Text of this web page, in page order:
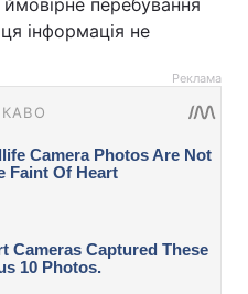
перебування
інформація не
Реклама